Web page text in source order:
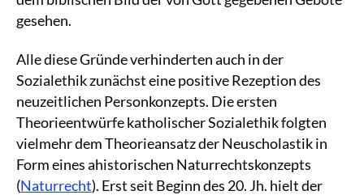
gesehen.
Alle diese Gründe verhinderten auch in der
Sozialethik zunächst eine positive Rezeption des
neuzeitlichen Personkonzepts. Die ersten
Theorieentwürfe katholischer Sozialethik folgten
vielmehr dem Theorieansatz der Neuscholastik in
Form eines ahistorischen Naturrechtskonzepts
(Naturrecht). Erst seit Beginn des 20. Jh. hielt der